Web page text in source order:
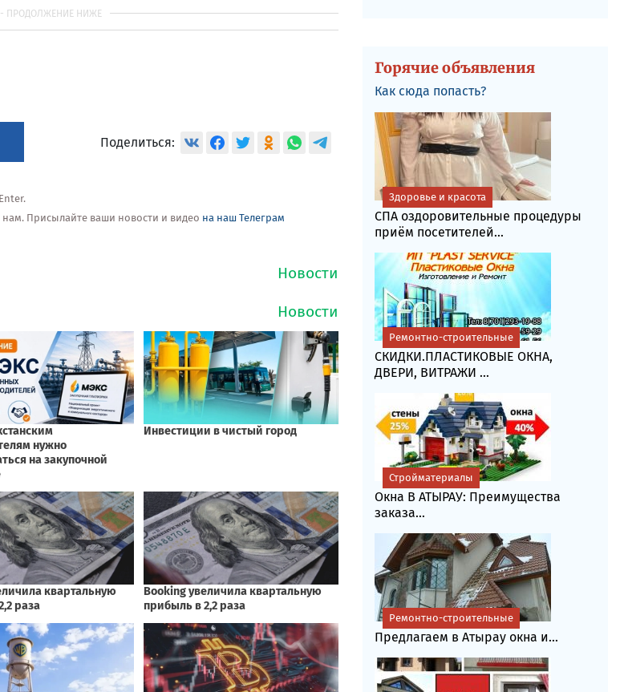
Поделиться:
нам. Присылайте ваши новости и видео на наш Телеграм
Горячие объявления
Как сюда попасть?
СПА оздоровительные процедуры
приём посетителей...
Здоровье и красота
СКИДКИ.ПЛАСТИКОВЫЕ ОКНА,
ДВЕРИ, ВИТРАЖИ ...
Ремонтно-строительные
Окна В АТЫРАУ: Преимущества
заказа...
Стройматериалы
Предлагаем в Атырау окна и...
Ремонтно-строительные